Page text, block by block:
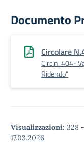
Documento
Circolare
Circ.n. 404-
Ridendo"
Visualizzazioni: 328 -
17.03.2026